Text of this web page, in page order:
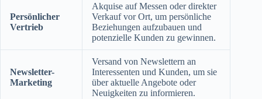
Persönlicher
Vertrieb
Akquise auf Messen oder direkter
Verkauf vor Ort, um persönliche
Beziehungen aufzubauen und
potenzielle Kunden zu gewinnen.
Newsletter-
Marketing
Versand von Newslettern an
Interessenten und Kunden, um sie
über aktuelle Angebote oder
Neuigkeiten zu informieren.